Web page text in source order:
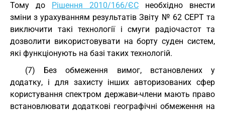
Тому до Рішення 2010/166/ЄС необхідно внести
зміни з урахуванням результатів Звіту № 62 CEPT та
виключити такі технології і смуги радіочастот та
дозволити використовувати на борту суден систем,
які функціонують на базі таких технологій.
(7) Без обмеження вимог, встановлених у
додатку, і для захисту інших авторизованих сфер
користування спектром держави-члени мають право
встановлювати додаткові географічні обмеження на